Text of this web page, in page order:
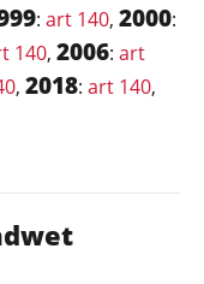
: art 140, 2000:
140, 2006: art
, 2018: art 140,